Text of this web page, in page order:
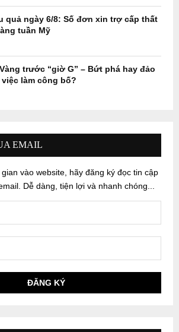
quả ngày 6/8: Số đơn xin trợ cấp thất
tuần Mỹ
trước “giờ G” – Bứt phá hay đảo
làm công bố?
EMAIL
vào website, hãy đăng ký đọc tin cập
Dễ dàng, tiện lợi và nhanh chóng...